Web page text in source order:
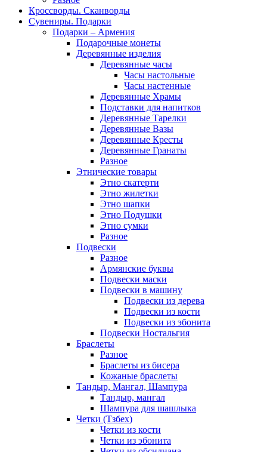
Кроссворды. Сканворды
Сувениры. Подарки
Подарки – Армения
Подарочные монеты
Деревянные изделия
Деревянные часы
Часы настольные
Часы настенные
Деревянные Храмы
Подставки для напитков
Деревянные Тарелки
Деревянные Вазы
Деревянные Кресты
Деревянные Гранаты
Разное
Этнические товары
Этно скатерти
Этно жилетки
Этно шапки
Этно Подушки
Этно сумки
Разное
Подвески
Разное
Армянские буквы
Подвески маски
Подвески в машину
Подвески из дерева
Подвески из кости
Подвески из эбонита
Подвески Ностальгия
Браслеты
Разное
Браслеты из бисера
Кожаные браслеты
Тандыр, Мангал, Шампура
Тандыр, мангал
Шампура для шашлыка
Четки (Тзбех)
Четки из кости
Четки из эбонита